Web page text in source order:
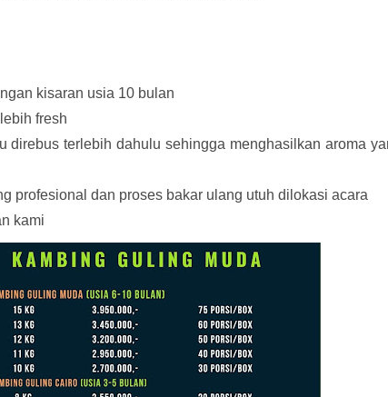
kisaran usia 10 bulan
fresh
direbus terlebih dahulu sehingga menghasilkan aroma
profesional dan proses bakar ulang utuh dilokasi acara
kami